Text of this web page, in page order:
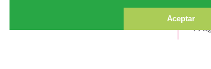
Aceptar
FAQ